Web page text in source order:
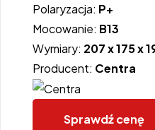
Polaryzacja: P+
Mocowanie: B13
Wymiary: 207 x 175 x
Producent: Centra
Sprawdź cenę